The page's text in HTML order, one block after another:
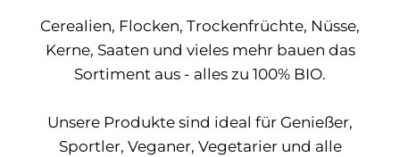
Cerealien, Flocken, Trockenfrüchte, Nüsse,
Kerne, Saaten und vieles mehr bauen das
Sortiment aus - alles zu 100% BIO.
Unsere Produkte sind ideal für Genießer,
Sportler, Veganer, Vegetarier und alle